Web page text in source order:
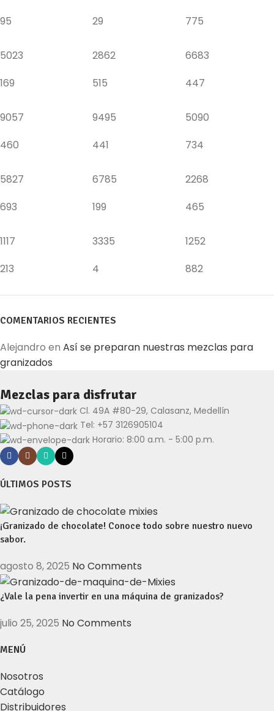
95
29
775
5023
169
2862
515
6683
447
9057
460
9495
441
5090
734
5827
693
6785
199
2268
465
1117
213
3335
4
1252
882
COMENTARIOS RECIENTES
Alejandro en Así se preparan nuestras mezclas para
granizados
Mezclas para disfrutar
Cl. 49A #80-29, Calasanz, Medellín
Tel: +57 3126905104
Horario: 8:00 a.m. - 5:00 p.m.
ÚLTIMOS POSTS
¡Granizado de chocolate! Conoce todo sobre nuestro nuevo
sabor.
agosto 8, 2025 No Comments
¿Vale la pena invertir en una máquina de granizados?
julio 25, 2025 No Comments
MENÚ
Nosotros
Catálogo
Distribuidores